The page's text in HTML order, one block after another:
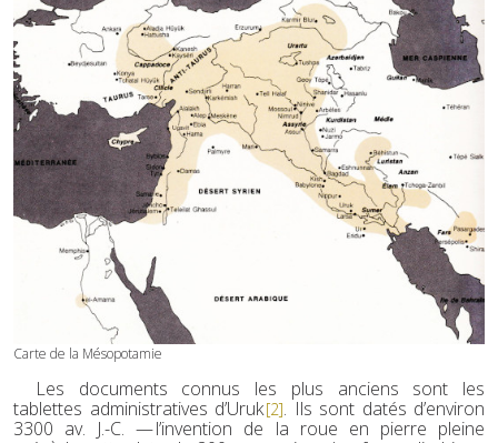
Carte de la Mésopotamie
Les documents connus les plus anciens sont les
tablettes administratives d’Uruk[2]. Ils sont datés d’environ
3300 av. J.-C. — l’invention de la roue en pierre pleine